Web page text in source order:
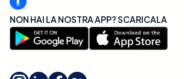
NON HAI LA NOSTRA APP? SCARICALA